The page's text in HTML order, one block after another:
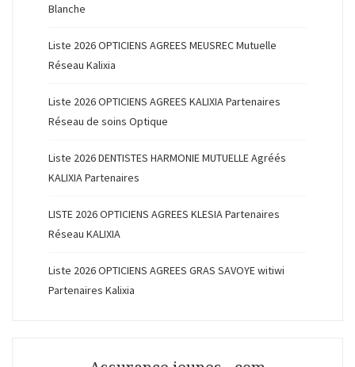
Blanche
Liste 2026 OPTICIENS AGREES MEUSREC Mutuelle
Réseau Kalixia
Liste 2026 OPTICIENS AGREES KALIXIA Partenaires
Réseau de soins Optique
Liste 2026 DENTISTES HARMONIE MUTUELLE Agréés
KALIXIA Partenaires
LISTE 2026 OPTICIENS AGREES KLESIA Partenaires
Réseau KALIXIA
Liste 2026 OPTICIENS AGREES GRAS SAVOYE witiwi
Partenaires Kalixia